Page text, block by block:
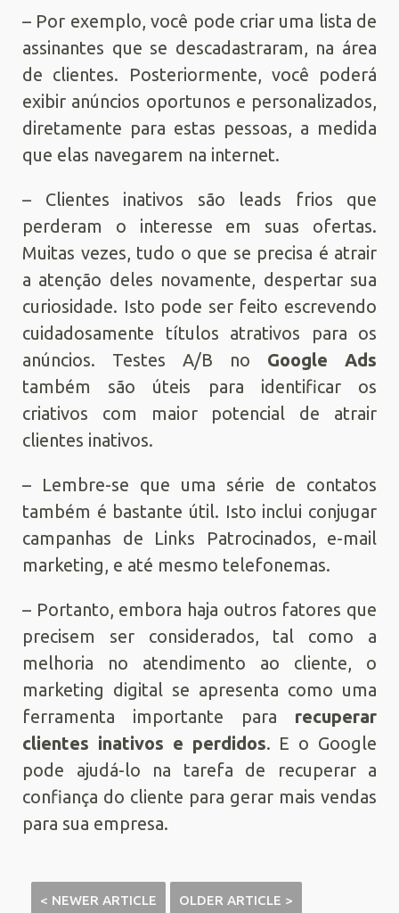
– Por exemplo, você pode criar uma lista de
assinantes que se descadastraram, na área
de clientes. Posteriormente, você poderá
exibir anúncios oportunos e personalizados,
diretamente para estas pessoas, a medida
que elas navegarem na internet.
– Clientes inativos são leads frios que
perderam o interesse em suas ofertas.
Muitas vezes, tudo o que se precisa é atrair
a atenção deles novamente, despertar sua
curiosidade. Isto pode ser feito escrevendo
cuidadosamente títulos atrativos para os
anúncios. Testes A/B no Google Ads
também são úteis para identificar os
criativos com maior potencial de atrair
clientes inativos.
– Lembre-se que uma série de contatos
também é bastante útil. Isto inclui conjugar
campanhas de Links Patrocinados, e-mail
marketing, e até mesmo telefonemas.
– Portanto, embora haja outros fatores que
precisem ser considerados, tal como a
melhoria no atendimento ao cliente, o
marketing digital se apresenta como uma
ferramenta importante para recuperar
clientes inativos e perdidos. E o Google
pode ajudá-lo na tarefa de recuperar a
confiança do cliente para gerar mais vendas
para sua empresa.
< NEWER ARTICLE OLDER ARTICLE >